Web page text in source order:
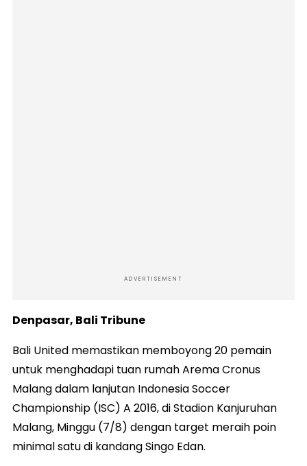
ADVERTISEMENT
Denpasar, Bali Tribune
Bali United memastikan memboyong 20 pemain
untuk menghadapi tuan rumah Arema Cronus
Malang dalam lanjutan Indonesia Soccer
Championship (ISC) A 2016, di Stadion Kanjuruhan
Malang, Minggu (7/8) dengan target meraih poin
minimal satu di kandang Singo Edan.